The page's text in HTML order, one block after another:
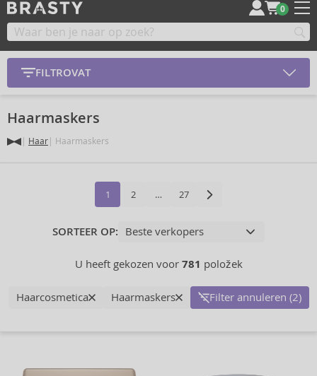
0
FILTROVAT
Haarmaskers
Haar Haarmaskers
1 2 … 27
SORTEER OP:
U heeft gekozen voor 781 položek
Haarcosmetica Haarmaskers Filter annuleren (2)